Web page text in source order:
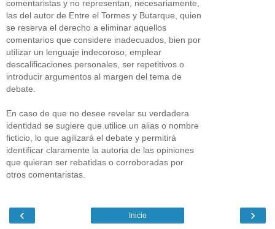
comentaristas y no representan, necesariamente,
las del autor de Entre el Tormes y Butarque, quien
se reserva el derecho a eliminar aquellos
comentarios que considere inadecuados, bien por
utilizar un lenguaje indecoroso, emplear
descalificaciones personales, ser repetitivos o
introducir argumentos al margen del tema de
debate.
En caso de que no desee revelar su verdadera
identidad se sugiere que utilice un alias o nombre
ficticio, lo que agilizará el debate y permitirá
identificar claramente la autoria de las opiniones
que quieran ser rebatidas o corroboradas por
otros comentaristas.
‹ ›
Inicio